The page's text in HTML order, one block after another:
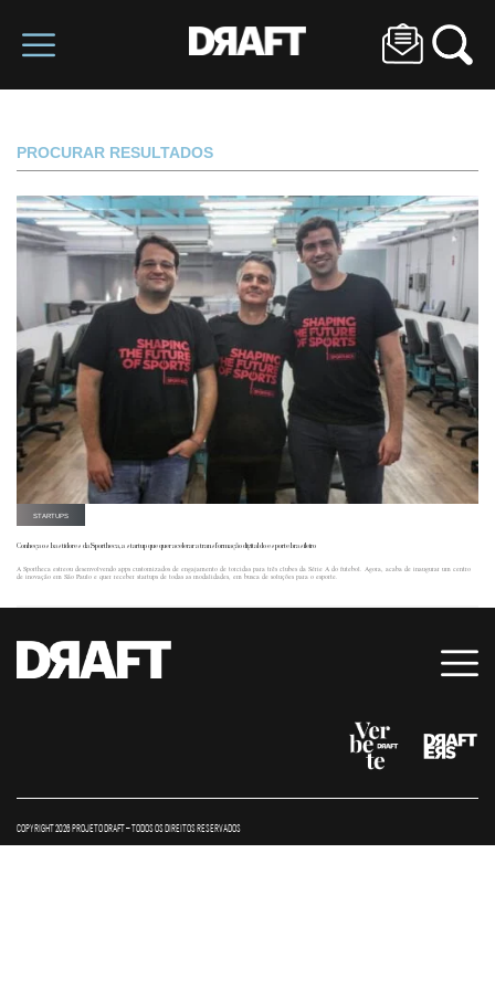
PROCURAR RESULTADOS
STARTUPS
Conheça os bastidores da Sportheca, a startup que quer acelerar a transformação digital do esporte brasileiro
A Sportheca estreou desenvolvendo apps customizados de engajamento de torcidas para três clubes da Série A do futebol. Agora, acaba de inaugurar um centro
de inovação em São Paulo e quer receber startups de todas as modalidades, em busca de soluções para o esporte.
COPYRIGHT 2026 PROJETO DRAFT – TODOS OS DIREITOS RESERVADOS